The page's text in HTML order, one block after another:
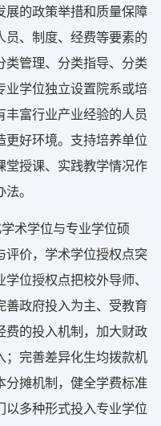
展的政策举措和质量保障
员、制度、经费等要素的
类管理、分类指导、分类
业学位独立设置院系或培
富行业产业经验的人员
更好环境。支持培养单位
堂授课、实践教学情况作
。
术学位与专业学位硕
评价，学术学位授权点突
位授权点把校外导师、
善政府投入为主、受教育
费的投入机制，加大财政
；完善差异化生均拨款机
分摊机制，健全学费标准
以多种形式投入专业学位